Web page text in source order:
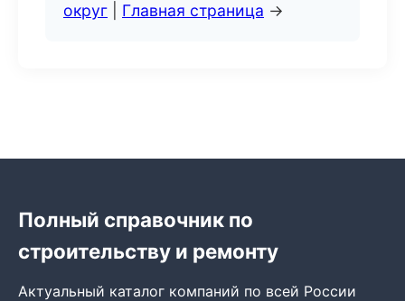
округ
Главная страница →
Полный справочник по
строительству и ремонту
Актуальный каталог компаний по всей России